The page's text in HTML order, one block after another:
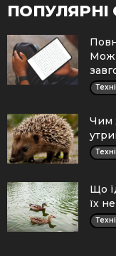
ПОПУЛЯРНІ
Чим
Що
їх